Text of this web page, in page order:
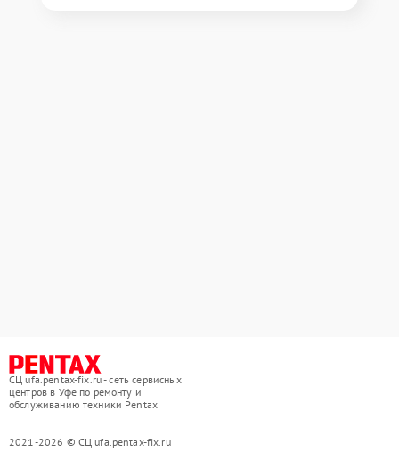
СЦ ufa.pentax-fix.ru - сеть сервисных
центров в Уфе по ремонту и
обслуживанию техники Pentax
2021-2026 © СЦ ufa.pentax-fix.ru